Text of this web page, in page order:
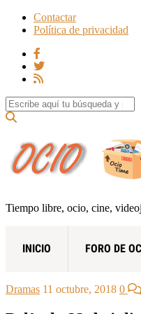
Contactar
Política de privacidad
Search for:
Tiempo libre, ocio, cine,
INICIO FORO DE
Dramas 11 octubre, 2018 0